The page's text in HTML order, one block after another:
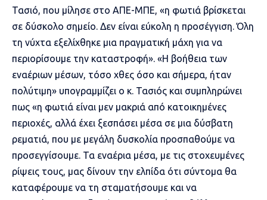
Τασιό, που μίλησε στο ΑΠΕ-ΜΠΕ, «η φωτιά βρίσκεται
σε δύσκολο σημείο. Δεν είναι εύκολη η προσέγγιση. Όλη
τη νύχτα εξελίχθηκε μια πραγματική μάχη για να
περιορίσουμε την καταστροφή». «Η βοήθεια των
εναέριων μέσων, τόσο χθες όσο και σήμερα, ήταν
πολύτιμη» υπογραμμίζει ο κ. Τασιός και συμπληρώνει
πως «η φωτιά είναι μεν μακριά από κατοικημένες
περιοχές, αλλά έχει ξεσπάσει μέσα σε μια δύσβατη
ρεματιά, που με μεγάλη δυσκολία προσπαθούμε να
προσεγγίσουμε. Τα εναέρια μέσα, με τις στοχευμένες
ρίψεις τους, μας δίνουν την ελπίδα ότι σύντομα θα
καταφέρουμε να τη σταματήσουμε και να